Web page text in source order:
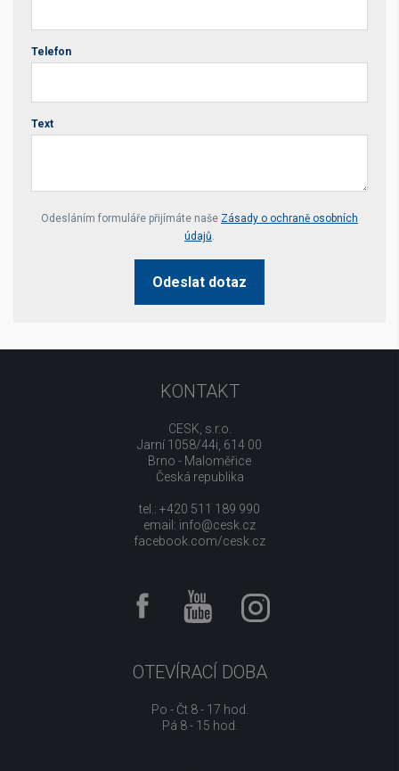
Telefon
Text
Your website *
Odesláním formuláře přijímáte naše Zásady o ochraně osobních
údajů.
Odeslat dotaz
KONTAKT
CESK, s.r.o.
Jarní 1058/44i, 614 00
Brno - Maloměřice
Česká republika
tel.: +420 511 189 990
email: info@cesk.cz
facebook.com/cesk.cz
OTEVÍRACÍ DOBA
Po - Čt 8 - 17 hod.
Pá 8 - 15 hod.